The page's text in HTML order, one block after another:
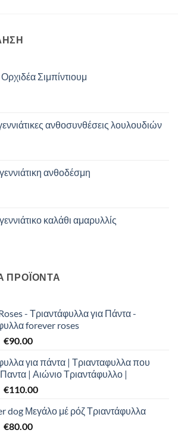
Σιμπίντιουμ
ανθοσυνθέσεις λουλουδιών
ανθοδέσμη
καλάθι αμαρυλλίς
ΠΡΟΪΟΝΤΑ
- Τριαντάφυλλα για Πάντα -
forever roses
Original
was:
€100.00.
€90.00Η
τιμή
είναι:
€90.00.
για πάντα | Τριανταφυλλα που
Παντα | Αιώνιο Τριαντάφυλλο |
Original
was:
€120.00.
€110.00Η
τιμή
dog Μεγάλο μέ ρόζ Τριαντάφυλλα
Original
€80.00Η